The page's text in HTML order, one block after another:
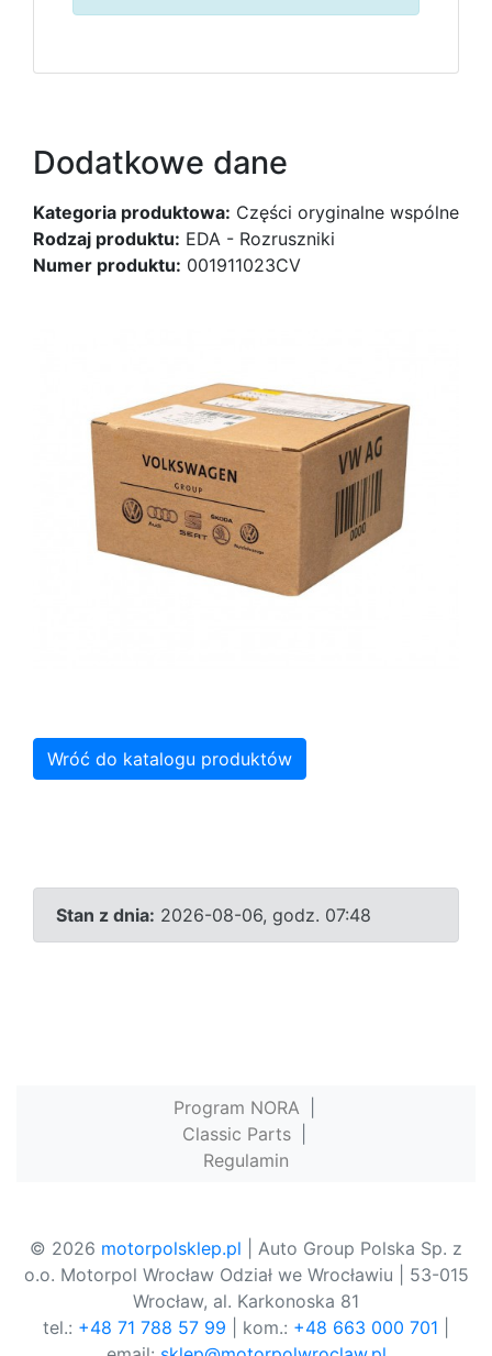
Dodatkowe dane
Kategoria produktowa: Części oryginalne wspólne
Rodzaj produktu: EDA - Rozruszniki
Numer produktu: 001911023CV
Wróć do katalogu produktów
Stan z dnia: 2026-08-06, godz. 07:48
Program NORA
Classic Parts
Regulamin
© 2026 motorpolsklep.pl | Auto Group Polska Sp. z
o.o. Motorpol Wrocław Odział we Wrocławiu | 53-015
Wrocław, al. Karkonoska 81
tel.: +48 71 788 57 99 | kom.: +48 663 000 701